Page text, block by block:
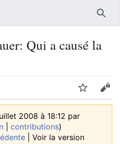
Qui a causé la
Suivre
2008 à 18:12 par
contributions)
| Voir la version